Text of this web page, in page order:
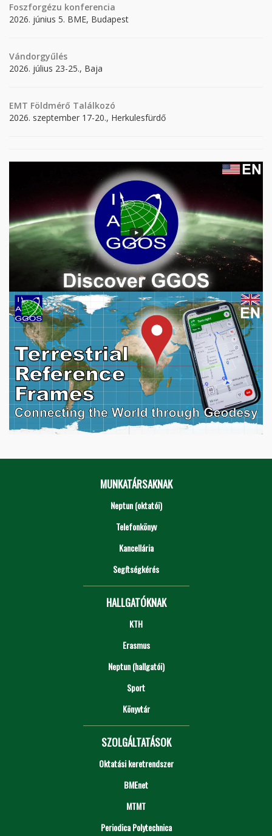
Foszforgézu konferencia
2026. június 5. BME, Budapest
Vándorgyűlés
2026. július 23-25., Baja
EMT Földmérő Találkozó
2026. szeptember 17-20., Herkulesfürdő
MUNKATÁRSAKNAK
Neptun (oktatói)
Telefonkönyv
Kancellária
Segítségkérés
HALLGATÓKNAK
KTH
Erasmus
Neptun (hallgatói)
Sport
Könyvtár
SZOLGÁLTATÁSOK
Oktatási keretrendszer
BMEnet
MTMT
Periodica Polytechnica